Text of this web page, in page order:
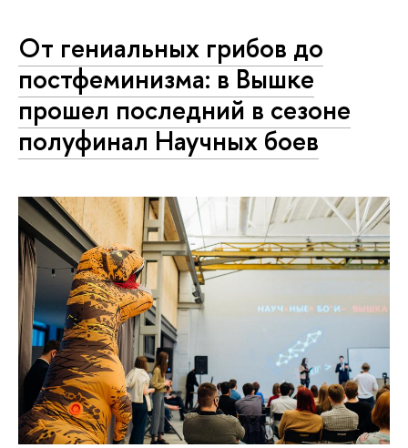
От гениальных грибов до
постфеминизма: в Вышке
прошел последний в сезоне
полуфинал Научных боев